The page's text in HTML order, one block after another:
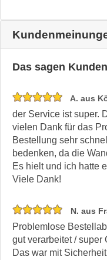
Das sagen
A. aus
der Service ist super.
vielen Dank für das
Bestellung sehr
bedenken, da die
Es hielt und ich hatte
Viele Dank!
N. aus
Problemlose
gut verarbeitet / super
Das war mit